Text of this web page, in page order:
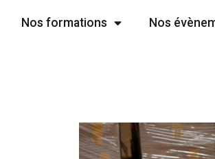
Nos formations Nos